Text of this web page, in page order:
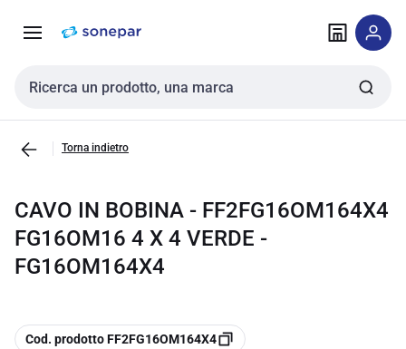
navigazione alla
Cerca input
Torna indietro
CAVO IN BOBINA - FF2FG16OM164X4
FG16OM16 4 X 4 VERDE -
FG16OM164X4
copia
Cod. prodotto FF2FG16OM164X4